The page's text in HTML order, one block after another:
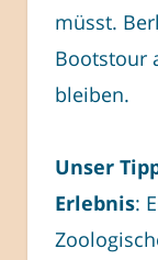
müsst.
Bootstour
bleiben.
Unser
Erlebnis: